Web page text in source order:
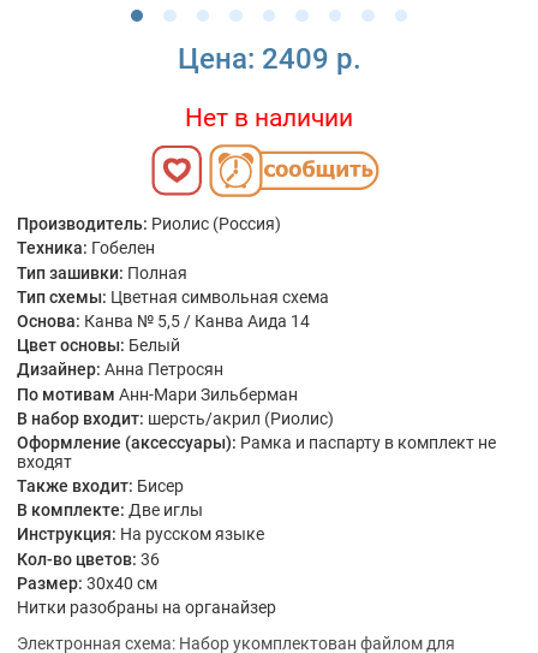
Цена: 2409 р.
Нет в наличии
Производитель: Риолис (Россия)
Техника: Гобелен
Тип зашивки: Полная
Тип схемы: Цветная символьная схема
Основа: Канва № 5,5 / Канва Аида 14
Цвет основы: Белый
Дизайнер: Анна Петросян
По мотивам Анн-Мари Зильберман
В набор входит: шерсть/акрил (Риолис)
Оформление (аксессуары): Рамка и паспарту в комплект не
входят
Также входит: Бисер
В комплекте: Две иглы
Инструкция: На русском языке
Кол-во цветов: 36
Размер: 30x40 см
Нитки разобраны на органайзер
Электронная схема: Набор укомплектован файлом для